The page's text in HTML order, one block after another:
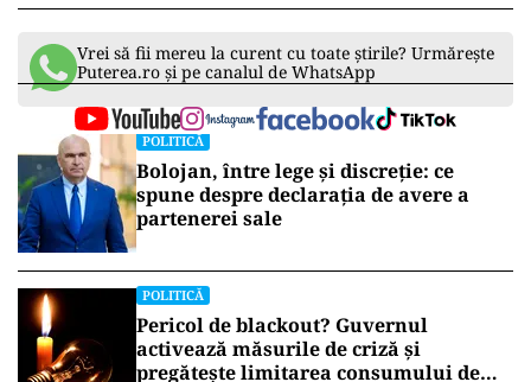
Vrei să fii mereu la curent cu toate știrile? Urmărește
Puterea.ro și pe canalul de WhatsApp
POLITICĂ
Bolojan, între lege și discreție: ce
spune despre declarația de avere a
partenerei sale
POLITICĂ
Pericol de blackout? Guvernul
activează măsurile de criză și
pregătește limitarea consumului de